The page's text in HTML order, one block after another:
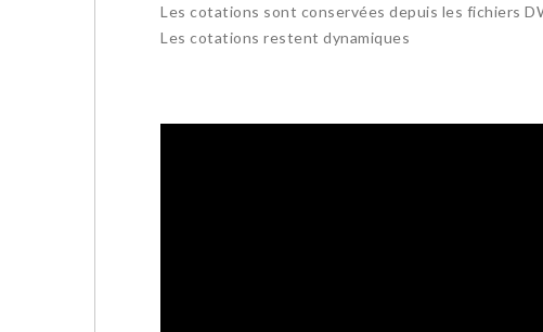
Les cotations sont conservées depuis les fichiers
Les cotations restent dynamiques